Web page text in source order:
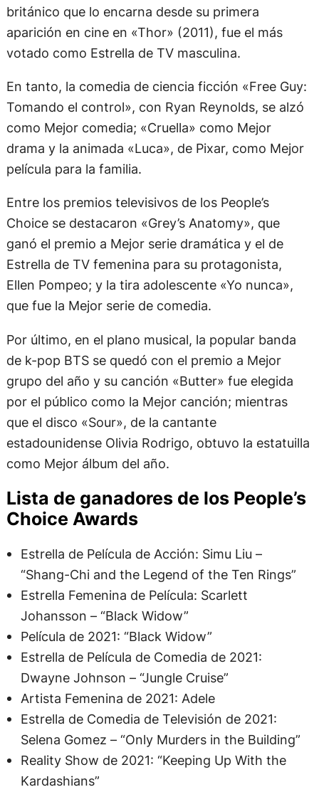
británico que lo encarna desde su primera
aparición en cine en «Thor» (2011), fue el más
votado como Estrella de TV masculina.
En tanto, la comedia de ciencia ficción «Free Guy:
Tomando el control», con Ryan Reynolds, se alzó
como Mejor comedia; «Cruella» como Mejor
drama y la animada «Luca», de Pixar, como Mejor
película para la familia.
Entre los premios televisivos de los People’s
Choice se destacaron «Grey’s Anatomy», que
ganó el premio a Mejor serie dramática y el de
Estrella de TV femenina para su protagonista,
Ellen Pompeo; y la tira adolescente «Yo nunca»,
que fue la Mejor serie de comedia.
Por último, en el plano musical, la popular banda
de k-pop BTS se quedó con el premio a Mejor
grupo del año y su canción «Butter» fue elegida
por el público como la Mejor canción; mientras
que el disco «Sour», de la cantante
estadounidense Olivia Rodrigo, obtuvo la estatuilla
como Mejor álbum del año.
Lista de ganadores de los People’s
Choice Awards
Estrella de Película de Acción: Simu Liu –
“Shang-Chi and the Legend of the Ten Rings”
Estrella Femenina de Película: Scarlett
Johansson – “Black Widow”
Película de 2021: “Black Widow”
Estrella de Película de Comedia de 2021:
Dwayne Johnson – “Jungle Cruise”
Artista Femenina de 2021: Adele
Estrella de Comedia de Televisión de 2021:
Selena Gomez – “Only Murders in the Building”
Reality Show de 2021: “Keeping Up With the
Kardashians”